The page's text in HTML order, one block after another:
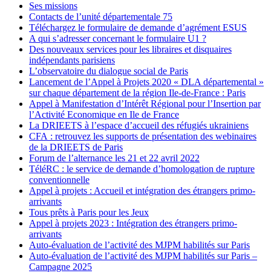
Ses missions
Contacts de l’unité départementale 75
Téléchargez le formulaire de demande d’agrément ESUS
A qui s’adresser concernant le formulaire U1 ?
Des nouveaux services pour les libraires et disquaires
indépendants parisiens
L’observatoire du dialogue social de Paris
Lancement de l’Appel à Projets 2020 « DLA départemental »
sur chaque département de la région Ile-de-France : Paris
Appel à Manifestation d’Intérêt Régional pour l’Insertion par
l’Activité Economique en Ile de France
La DRIEETS à l’espace d’accueil des réfugiés ukrainiens
CFA : retrouvez les supports de présentation des webinaires
de la DRIEETS de Paris
Forum de l’alternance les 21 et 22 avril 2022
TéléRC : le service de demande d’homologation de rupture
conventionnelle
Appel à projets : Accueil et intégration des étrangers primo-
arrivants
Tous prêts à Paris pour les Jeux
Appel à projets 2023 : Intégration des étrangers primo-
arrivants
Auto-évaluation de l’activité des MJPM habilités sur Paris
Auto-évaluation de l’activité des MJPM habilités sur Paris –
Campagne 2025